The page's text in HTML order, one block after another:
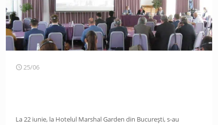
25/06
La 22 iunie, la Hotelul Marshal Garden din București, s-au